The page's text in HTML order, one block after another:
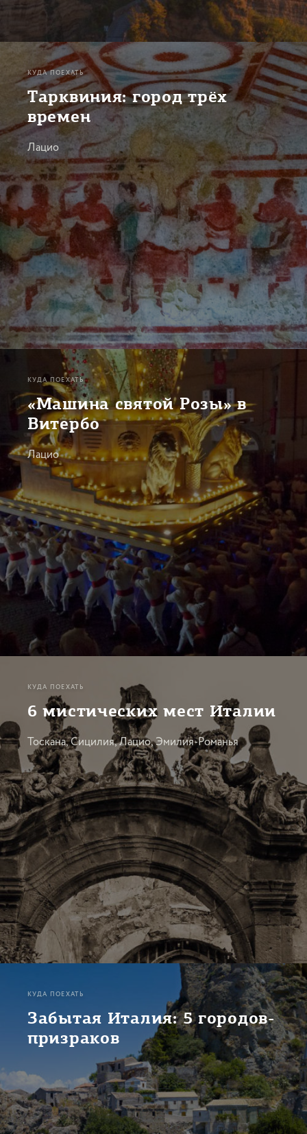
КУДА ПОЕХАТЬ
Тарквиния: город трёх
времен
Лацио
КУДА ПОЕХАТЬ
«Машина святой Розы» в
Витербо
Лацио
КУДА ПОЕХАТЬ
6 мистических мест Италии
Тоскана, Сицилия, Лацио, Эмилия-Романья
КУДА ПОЕХАТЬ
Забытая Италия: 5 городов-
призраков